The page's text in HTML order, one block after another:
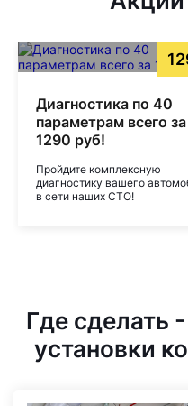
Диагностика по 40
параметрам всего за
1290 руб!
Пройдите комплексную
диагностику вашего
в сети наших СТО!
Где сделать
установки